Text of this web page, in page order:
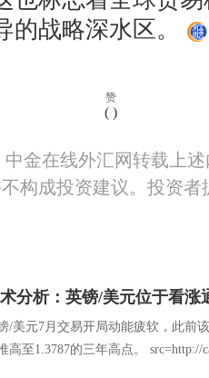
的战略深水区。
赞
( )
金在线外汇网转载上
构成投资建议。投资
分析：英镑/美元位于看涨
/美元7月交易开局动能疲软，此前
高至1.3787的三年高点。 src=http://